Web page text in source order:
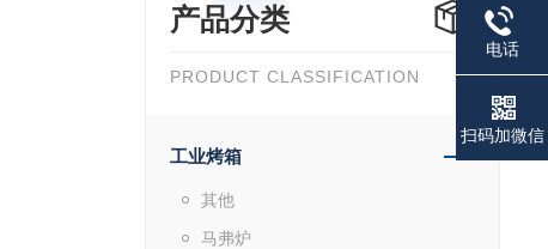
产品分类
PRODUCT CLASSIFICATION
工业烤箱
其他
马弗炉
电话
扫码加微信